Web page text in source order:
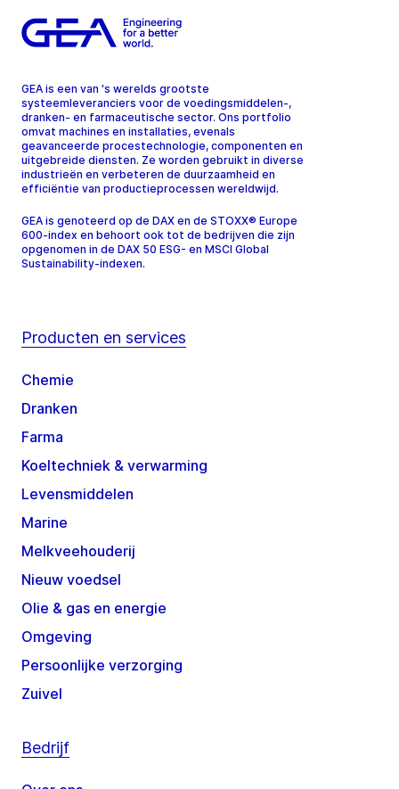
GEA is een van 's werelds grootste
systeemleveranciers voor de voedingsmiddelen-,
dranken- en farmaceutische sector. Ons portfolio
omvat machines en installaties, evenals
geavanceerde procestechnologie, componenten en
uitgebreide diensten. Ze worden gebruikt in diverse
industrieën en verbeteren de duurzaamheid en
efficiëntie van productieprocessen wereldwijd.
GEA is genoteerd op de DAX en de STOXX® Europe
600-index en behoort ook tot de bedrijven die zijn
opgenomen in de DAX 50 ESG- en MSCI Global
Sustainability-indexen.
Producten en services
Chemie
Dranken
Farma
Koeltechniek & verwarming
Levensmiddelen
Marine
Melkveehouderij
Nieuw voedsel
Olie & gas en energie
Omgeving
Persoonlijke verzorging
Zuivel
Bedrijf